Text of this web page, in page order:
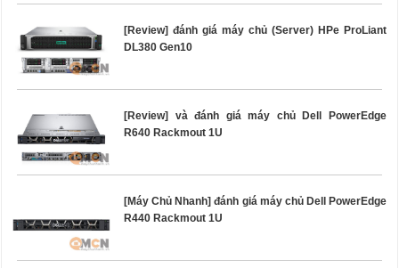
[Review] đánh giá máy chủ (Server) HPe ProLiant
DL380 Gen10
[Review] và đánh giá máy chủ Dell PowerEdge
R640 Rackmout 1U
[Máy Chủ Nhanh] đánh giá máy chủ Dell PowerEdge
R440 Rackmout 1U